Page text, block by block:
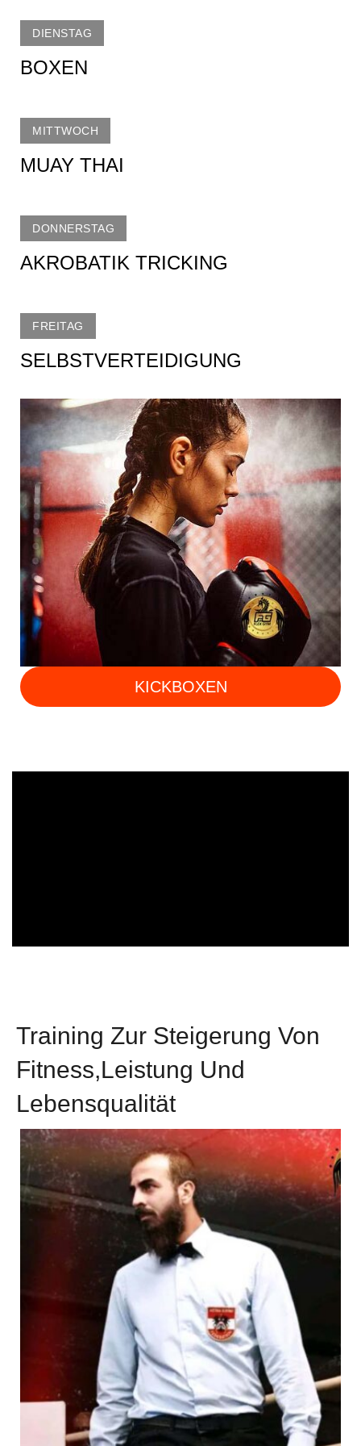
DIENSTAG
BOXEN
MITTWOCH
MUAY THAI
DONNERSTAG
AKROBATIK TRICKING
FREITAG
SELBSTVERTEIDIGUNG
KICKBOXEN
Training Zur Steigerung Von
Fitness,leistung Und
Lebensqualität